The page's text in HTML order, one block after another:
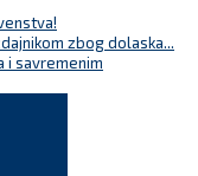
zbog dolaska...
i savremenim